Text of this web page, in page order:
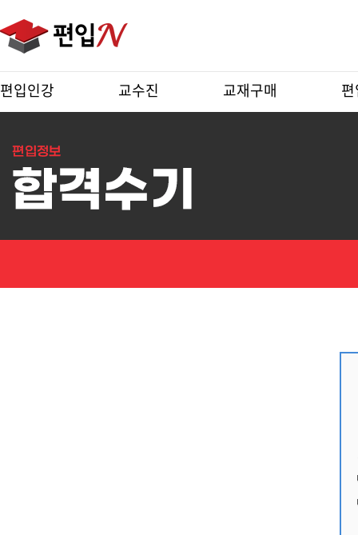
편입인강 교수진 교재구매